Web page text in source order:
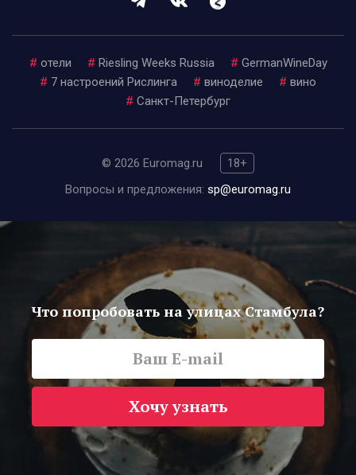
# отели # Riesling Weeks Russia # GermanWineDay
# 7 настроений Рислинга # виноделие # вино
# Санкт-Петербург
© 2026 Euromag.ru
18+
Вопросы и предложения: sp@euromag.ru
Что попробовать на улицах Стамбула?
Хочу узнать